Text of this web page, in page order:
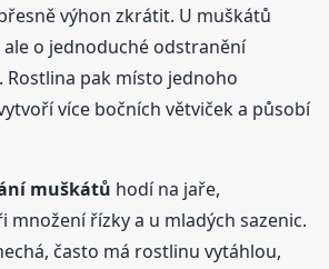
výhon zkrátit. U muškátů
ale o jednoduché odstranění
pak místo jednoho
více bočních větviček a působí
muškátů hodí na jaře,
množení řízky a u mladých sazenic.
často má rostlinu vytáhlou,